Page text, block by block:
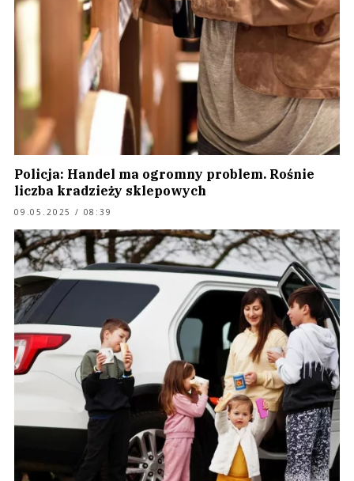
Policja: Handel ma ogromny problem. Rośnie
liczba kradzieży sklepowych
09.05.2025 / 08:39